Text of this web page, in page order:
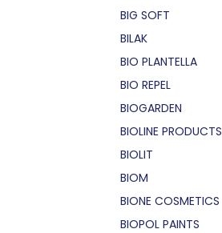
BIG SOFT
BILAK
BIO PLANTELLA
BIO REPEL
BIOGARDEN
BIOLINE PRODUCTS
BIOLIT
BIOM
BIONE COSMETICS
BIOPOL PAINTS